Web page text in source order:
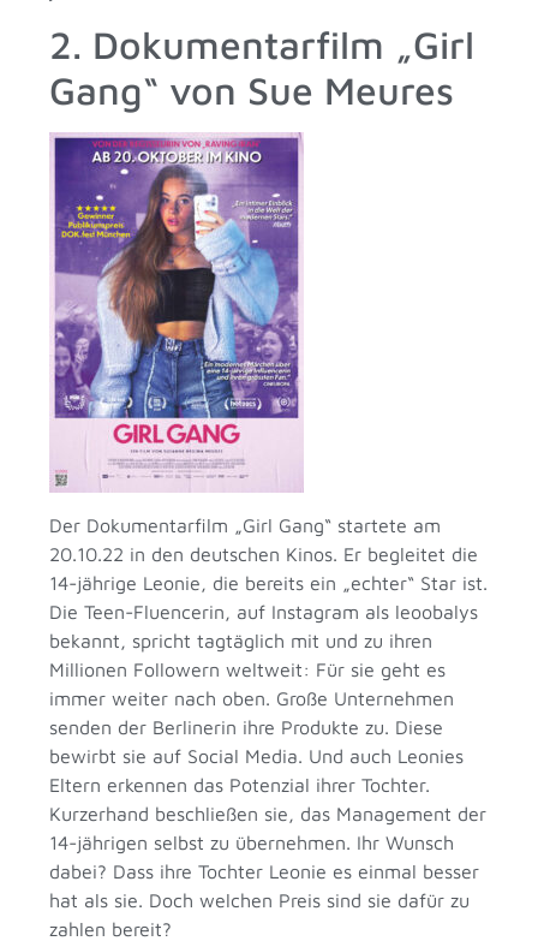
2. Dokumentarfilm „Girl
Gang“ von Sue Meures
Der Dokumentarfilm „Girl Gang“ startete am
20.10.22 in den deutschen Kinos. Er begleitet die
14-jährige Leonie, die bereits ein „echter“ Star ist.
Die Teen-Fluencerin, auf Instagram als leoobalys
bekannt, spricht tagtäglich mit und zu ihren
Millionen Followern weltweit: Für sie geht es
immer weiter nach oben. Große Unternehmen
senden der Berlinerin ihre Produkte zu. Diese
bewirbt sie auf Social Media. Und auch Leonies
Eltern erkennen das Potenzial ihrer Tochter.
Kurzerhand beschließen sie, das Management der
14-jährigen selbst zu übernehmen. Ihr Wunsch
dabei? Dass ihre Tochter Leonie es einmal besser
hat als sie. Doch welchen Preis sind sie dafür zu
zahlen bereit?